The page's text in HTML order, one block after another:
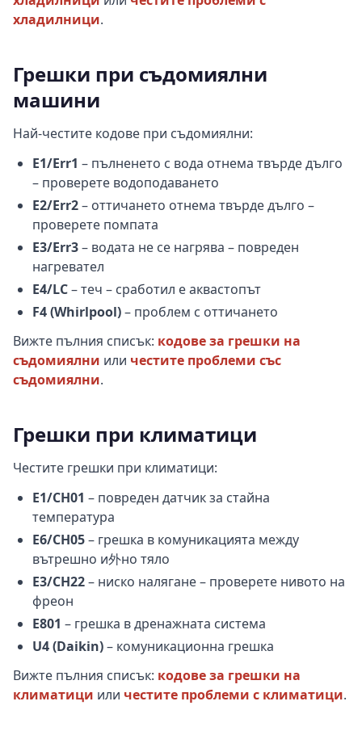
хладилници.
Грешки при съдомиялни
машини
Най-честите кодове при съдомиялни:
E1/Err1 – пълненето с вода отнема твърде дълго
– проверете водоподаването
E2/Err2– оттичането отнема твърде дълго –
проверете помпата
E3/Err3– водата не се нагрява – повреден
нагревател
E4/LC– теч – сработил е аквастопът
F4 (Whirlpool)– проблем с оттичането
Вижте пълния списък: кодове за грешки на
съдомиялни или честите проблеми със
съдомиялни.
Грешки при климатици
Честите грешки при климатици:
E1/CH01 – повреден датчик за стайна
температура
E6/CH05– грешка в комуникацията между
вътрешно и外но тяло
E3/CH22– ниско налягане – проверете нивото на
фреон
E801 – грешка в дренажната система
U4 (Daikin)– комуникационна грешка
Вижте пълния списък: кодове за грешки на
климатици или честите проблеми с климатици.